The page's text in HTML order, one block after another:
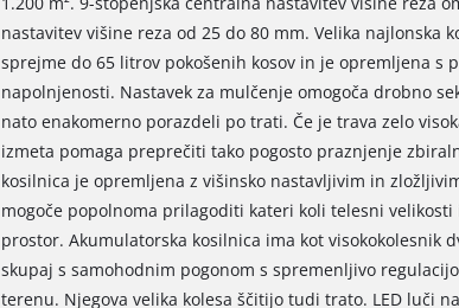
nastavitev višine reza od 25 do 80 mm. Velika najlonska
sprejme do 65 litrov pokošenih kosov in je opremljena s
napolnjenosti. Nastavek za mulčenje omogoča drobno
nato enakomerno porazdeli po trati. Če je trava zelo
izmeta pomaga preprečiti tako pogosto praznjenje
kosilnica je opremljena z višinsko nastavljivim in
mogoče popolnoma prilagoditi kateri koli telesni
prostor. Akumulatorska kosilnica ima kot visokokolesnik
skupaj s samohodnim pogonom s spremenljivo
terenu. Njegova velika kolesa ščitijo tudi trato. LED luči